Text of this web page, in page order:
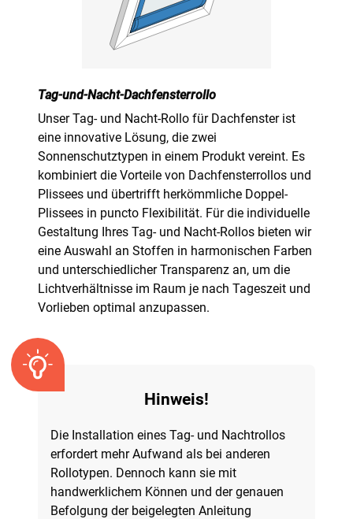
Tag-und-Nacht-Dachfensterrollo
Unser Tag- und Nacht-Rollo für Dachfenster ist
eine innovative Lösung, die zwei
Sonnenschutztypen in einem Produkt vereint. Es
kombiniert die Vorteile von Dachfensterrollos und
Plissees und übertrifft herkömmliche Doppel-
Plissees in puncto Flexibilität. Für die individuelle
Gestaltung Ihres Tag- und Nacht-Rollos bieten wir
eine Auswahl an Stoffen in harmonischen Farben
und unterschiedlicher Transparenz an, um die
Lichtverhältnisse im Raum je nach Tageszeit und
Vorlieben optimal anzupassen.
Hinweis!
Die Installation eines Tag- und Nachtrollos
erfordert mehr Aufwand als bei anderen
Rollotypen. Dennoch kann sie mit
handwerklichem Können und der genauen
Befolgung der beigelegten Anleitung